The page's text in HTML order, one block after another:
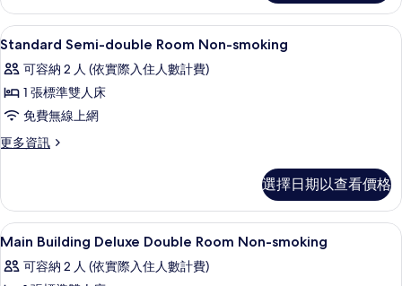
片
的
詳
情
顯
示
Standard
Semi-
double
Room
的
所
有
相
高級寢具、客房內保險箱、書桌、遮
1
Standard Semi-double Room Non-smoking
可容納 2 人 (依實際入住人數計費)
1 張標準雙人床
免費無線上網
更多資訊
更
double
Room
Non-
的
選擇日期以查看價格
顯
示
Main
高級寢具、客房內保險箱、書桌、遮
1
Main Building Deluxe Double Room Non-smoking
可容納 2 人 (依實際入住人數計費)